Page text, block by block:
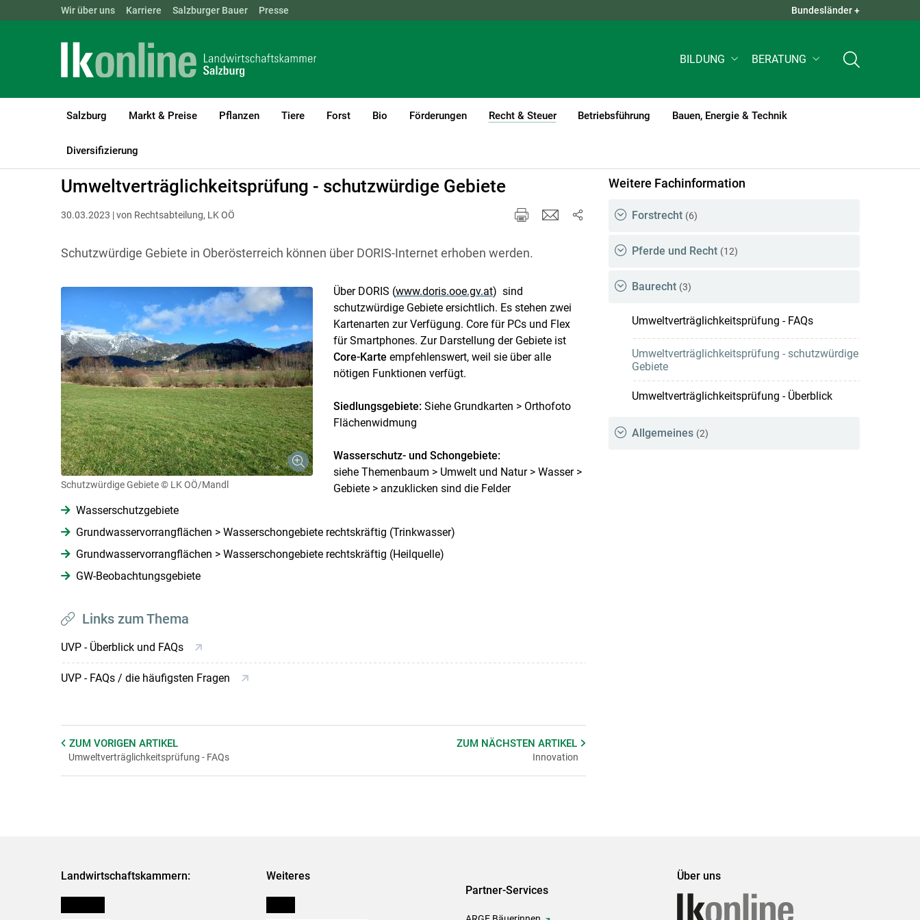
Skip to main content
Landwirtschaftskammern: ÖSTERREICH BGLD KTN QUICK LINKS +
Wir über uns Karriere Salzburger Bauer Presse Bundesländer +
BILDUNG BERATUNG
Salzburg Markt & Preise Pflanzen Tiere Forst Bio Förderungen Recht & Steuer
(current)1
Betriebsführung Bauen, Energie & Technik
Diversifizierung
LK Salzburg Recht & Steuer
Umweltverträglichkeitsprüfung - schutzwürdige Gebiete
30.03.2023 | von Rechtsabteilung, LK OÖ
Schutzwürdige Gebiete in Oberösterreich können über DORIS-Internet erhoben werden.
Schutzwürdige Gebiete © LK OÖ/Mandl
Über DORIS (www.doris.ooe.gv.at) sind
schutzwürdige Gebiete ersichtlich. Es stehen zwei
Kartenarten zur Verfügung. Core für PCs und Flex
für Smartphones. Zur Darstellung der Gebiete ist
Core-Karte empfehlenswert, weil sie über alle
nötigen Funktionen verfügt.
Siedlungsgebiete:Siehe Grundkarten > Orthofoto
Flächenwidmung
Wasserschutz- und Schongebiete:
siehe Themenbaum > Umwelt und Natur > Wasser >
Gebiete > anzuklicken sind die Felder
Wasserschutzgebiete
Grundwasservorrangflächen > Wasserschongebiete rechtskräftig (Trinkwasser)
Grundwasservorrangflächen > Wasserschongebiete rechtskräftig (Heilquelle)
GW-Beobachtungsgebiete
Links zum Thema
UVP - Überblick und FAQs
UVP - FAQs / die häufigsten Fragen
ZUM VORIGEN ARTIKEL
Umweltverträglichkeitsprüfung - FAQs
ZUM NÄCHSTENARTIKEL
Innovation
Weitere Fachinformation
Forstrecht (6)
Pferde und Recht (12)
Baurecht (3)
Umweltverträglichkeitsprüfung - FAQs
Umweltverträglichkeitsprüfung - schutzwürdige
Gebiete
Umweltverträglichkeitsprüfung - Überblick
Allgemeines (2)
Landwirtschaftskammern: Weiteres
Partner-Services
Über uns